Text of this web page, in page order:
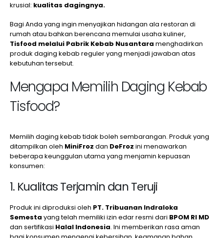
krusial: kualitas dagingnya.
Bagi Anda yang ingin menyajikan hidangan ala restoran di
rumah atau bahkan berencana memulai usaha kuliner,
Tisfood melalui Pabrik Kebab Nusantara menghadirkan
produk daging kebab reguler yang menjadi jawaban atas
kebutuhan tersebut.
Mengapa Memilih Daging Kebab
Tisfood?
Memilih daging kebab tidak boleh sembarangan. Produk yang
ditampilkan oleh MiniFroz dan DeFroz ini menawarkan
beberapa keunggulan utama yang menjamin kepuasan
konsumen:
1. Kualitas Terjamin dan Teruji
Produk ini diproduksi oleh PT. Tribuanan Indraloka
Semesta yang telah memiliki izin edar resmi dari BPOM RI MD
dan sertifikasi Halal Indonesia. Ini memberikan rasa aman